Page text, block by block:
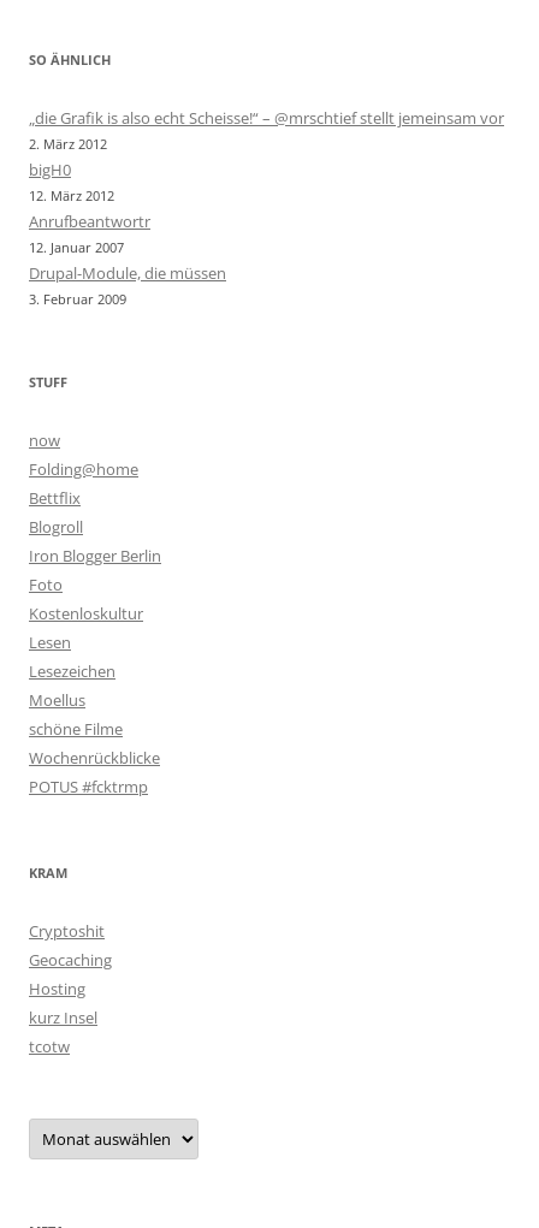
SO ÄHNLICH
„die Grafik is also echt Scheisse!“ – @mrschtief stellt jemeinsam vor
2. März 2012
bigH0
12. März 2012
Anrufbeantwortr
12. Januar 2007
Drupal-Module, die müssen
3. Februar 2009
STUFF
now
Folding@home
Bettflix
Blogroll
Iron Blogger Berlin
Foto
Kostenloskultur
Lesen
Lesezeichen
Moellus
schöne Filme
Wochenrückblicke
POTUS #fcktrmp
KRAM
Cryptoshit
Geocaching
Hosting
kurz Insel
tcotw
Archiv